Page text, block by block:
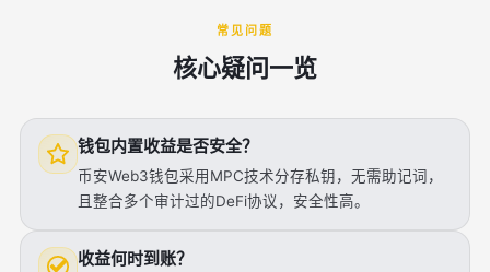
常见问题
核心疑问一览
钱包内置收益是否安全？
币安Web3钱包采用MPC技术分存私钥，无需助记词，
且整合多个审计过的DeFi协议，安全性高。
收益何时到账？